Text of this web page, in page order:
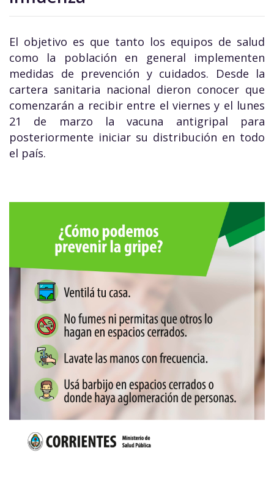
El objetivo es que tanto los equipos de salud
como la población en general implementen
medidas de prevención y cuidados. Desde la
cartera sanitaria nacional dieron conocer que
comenzarán a recibir entre el viernes y el lunes
21 de marzo la vacuna antigripal para
posteriormente iniciar su distribución en todo
el país.